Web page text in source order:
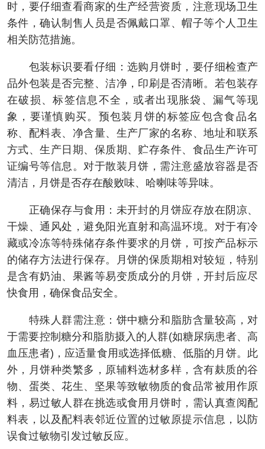
时，要仔细查看商家的生产经营资质，注意现场卫生
条件，确认制售人员是否佩戴口罩、帽子等个人卫生
相关防范措施。
包装标识要看仔细：选购月饼时，要仔细检查产
品外包装是否完整、洁净，印刷是否清晰。若包装存
在破损、标签信息不全，或者出现胀袋、漏气等现
象，要谨慎购买。预包装月饼的标签应包含食品名
称、配料表、净含量、生产厂家的名称、地址和联系
方式、生产日期、保质期、贮存条件、食品生产许可
证编号等信息。对于散装月饼，需注意盛放容器是否
清洁，月饼是否存在酸败味、哈喇味等异味。
正确保存与食用：未开封的月饼应存放在阴凉、
干燥、通风处，避免阳光直射和高温环境。对于有冷
藏或冷冻等特殊储存条件要求的月饼，可按产品标示
的储存方法进行保存。月饼的保质期相对较短，特别
是含有奶油、果酱等易变质成分的月饼，开封后应尽
快食用，确保食品安全。
特殊人群需注意：饼中糖分和脂肪含量较高，对
于需要控制糖分和脂肪摄入的人群(如糖尿病患者、高
血压患者)，应适量食用或选择低糖、低脂的月饼。此
外，月饼种类繁多，原辅料选材多样，含有麸质的谷
物、蛋类、花生、坚果等致敏物质的食品常被用作原
料，易过敏人群在挑选或食用月饼时，需认真查阅配
料表，以及配料表邻近位置的过敏原提示信息，以防
误食过敏物引发过敏反应。